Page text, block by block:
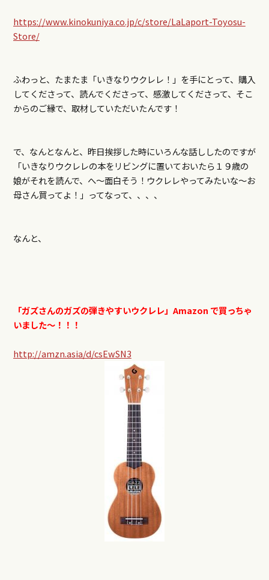
https://www.kinokuniya.co.jp/c/store/LaLaport-Toyosu-
Store/
ふわっと、たまたま「いきなりウクレレ！」を手にとって、購入
してくださって、読んでくださって、感激してくださって、そこ
からのご縁で、取材していただいたんです！
で、なんとなんと、昨日挨拶した時にいろんな話ししたのですが
「いきなりウクレレの本をリビングに置いておいたら１９歳の
娘がそれを読んで、へ～面白そう！ウクレレやってみたいな～お
母さん買ってよ！」ってなって、、、、
なんと、
「ガズさんのガズの弾きやすいウクレレ」Amazon で買っちゃ
いました～！！！
http://amzn.asia/d/csEwSN3